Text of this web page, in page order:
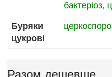
бактеріоз,
Буряки
цукрові